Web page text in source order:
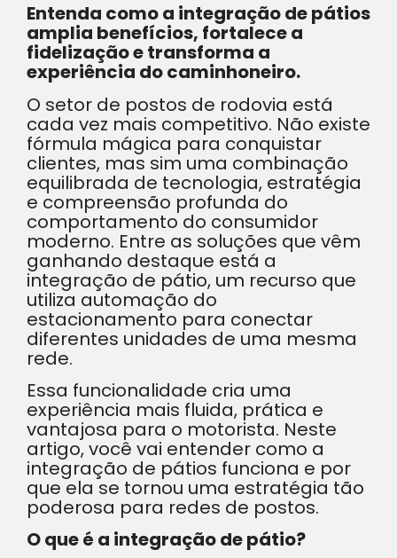
Entenda como a integração de pátios
amplia benefícios, fortalece a
fidelização e transforma a
experiência do caminhoneiro.
O setor de postos de rodovia está
cada vez mais competitivo. Não existe
fórmula mágica para conquistar
clientes, mas sim uma combinação
equilibrada de tecnologia, estratégia
e compreensão profunda do
comportamento do consumidor
moderno. Entre as soluções que vêm
ganhando destaque está a
integração de pátio, um recurso que
utiliza automação do
estacionamento para conectar
diferentes unidades de uma mesma
rede.
Essa funcionalidade cria uma
experiência mais fluida, prática e
vantajosa para o motorista. Neste
artigo, você vai entender como a
integração de pátios funciona e por
que ela se tornou uma estratégia tão
poderosa para redes de postos.
O que é a integração de pátio?